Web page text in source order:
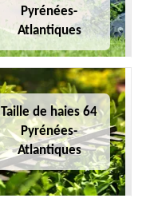
Pyrénées-
Atlantiques
Taille de haies 64
Pyrénées-
Atlantiques